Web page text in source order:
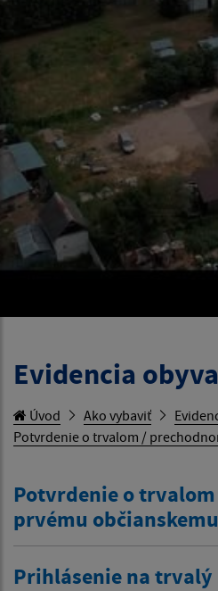
Evidencia
Úvod Ako vybaviť
Potvrdenie o trvalom /
Potvrdenie o
prvému
Prihlásenie na